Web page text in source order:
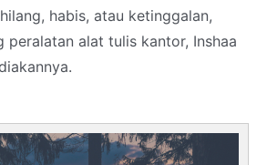
habis, atau ketinggalan,
peralatan alat tulis kantor, Inshaa